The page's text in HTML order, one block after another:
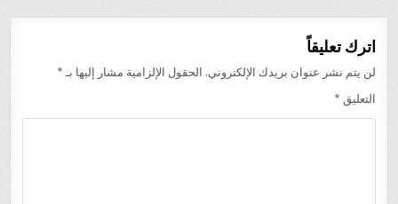
اترك تعليقاً
لن يتم نشر عنوان بريدك الإلكتروني. الحقول الإلزامية مشار إليها بـ *
التعليق *